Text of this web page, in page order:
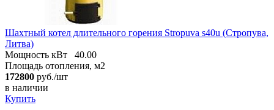
Шахтный котел длительного горения Stropuva s40u (Стропува,
Литва)
Мощность кВт
40.00
Площадь отопления, м2
172800 руб./шт
в наличии
Купить